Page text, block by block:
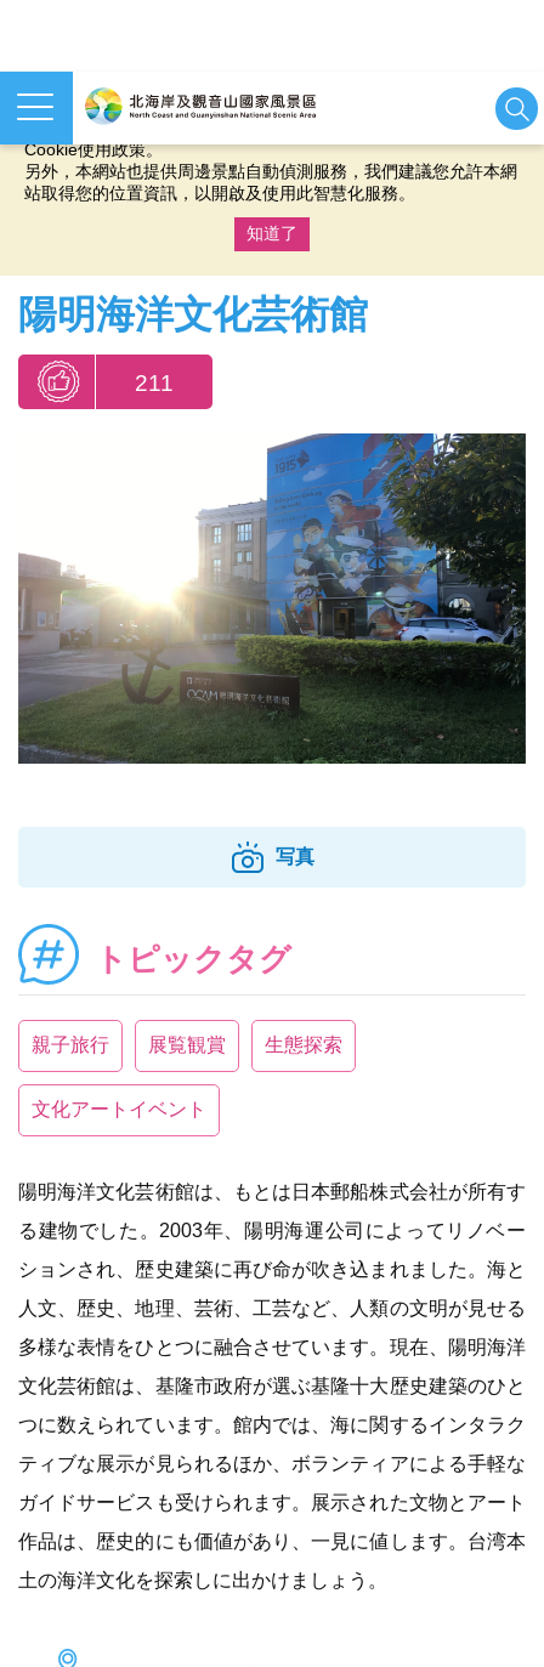
本網站使用cookies等相關技術以持續優化網站服務，並有助於為
您提供更佳的體驗，當您繼續使用本網站即表示您同意我們的
Cookie使用政策。
另外，本網站也提供周邊景點自動偵測服務，我們建議您允許本網
站取得您的位置資訊，以開啟及使用此智慧化服務。
知道了
陽明海洋文化芸術館
211
写真
トピックタグ
親子旅行 展覧観賞 生態探索
文化アートイベント
陽明海洋文化芸術館は、もとは日本郵船株式会社が所有す
る建物でした。2003年、陽明海運公司によってリノベー
ションされ、歴史建築に再び命が吹き込まれました。海と
人文、歴史、地理、芸術、工芸など、人類の文明が見せる
多様な表情をひとつに融合させています。現在、陽明海洋
文化芸術館は、基隆市政府が選ぶ基隆十大歴史建築のひと
つに数えられています。館内では、海に関するインタラク
ティブな展示が見られるほか、ボランティアによる手軽な
ガイドサービスも受けられます。展示された文物とアート
作品は、歴史的にも価値があり、一見に値します。台湾本
土の海洋文化を探索しに出かけましょう。